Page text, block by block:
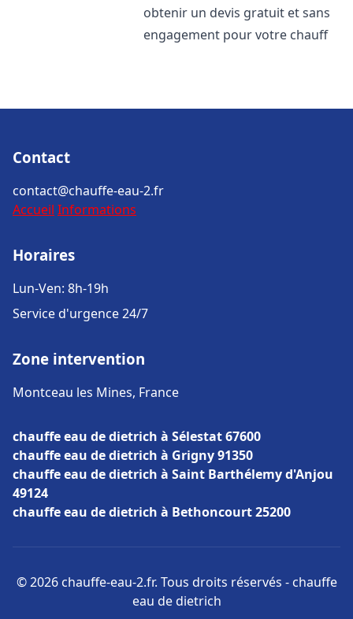
obtenir un devis gratuit et sans
engagement pour votre chauff
Contact
contact@chauffe-eau-2.fr
Accueil Informations
Horaires
Lun-Ven: 8h-19h
Service d'urgence 24/7
Zone intervention
Montceau les Mines, France
chauffe eau de dietrich à Sélestat 67600
chauffe eau de dietrich à Grigny 91350
chauffe eau de dietrich à Saint Barthélemy d'Anjou
49124
chauffe eau de dietrich à Bethoncourt 25200
© 2026 chauffe-eau-2.fr. Tous droits réservés - chauffe
eau de dietrich